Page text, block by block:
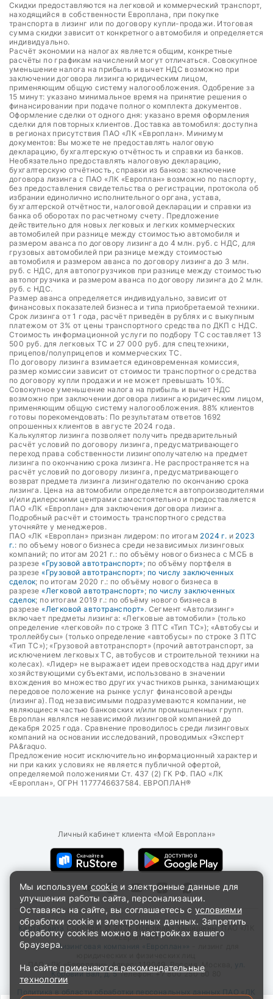
Скидки предоставляются на легковой и коммерческий транспорт,
находящийся в собственности Европлана, при покупке
транспорта в лизинг или по договору купли-продажи. Итоговая
сумма скидки зависит от конкретного автомобиля и определяется
индивидуально.
Расчёт экономии на налогах является общим, конкретные
расчёты по графикам начислений могут отличаться. Совокупное
уменьшение налога на прибыль и вычет НДС возможно при
заключении договора лизинга юридическим лицом,
применяющим общую систему налогообложения. Одобрение за
15 минут: указано минимальное время на принятие решения о
финансировании при подаче полного комплекта документов.
Оформление сделки от одного дня: указано время оформления
сделки для повторных клиентов. Доставка автомобиля: доступна
в регионах присутствия ПАО «ЛК «Европлан». Минимум
документов: Вы можете не предоставлять налоговую
декларацию, бухгалтерскую отчётность и справки из банков.
Необязательно предоставлять налоговую декларацию,
бухгалтерскую отчётность, справки из банков: заключение
договора лизинга с ПАО «ЛК «Европлан» возможно по паспорту,
без предоставления свидетельства о регистрации, протокола об
избрании единолично исполнительного органа, устава,
бухгалтерской отчётности, налоговой декларации и справки из
банка об оборотах по расчетному счету. Предложение
действительно для новых легковых и легких коммерческих
автомобилей при разнице между стоимостью автомобиля и
размером аванса по договору лизинга до 4 млн. руб. с НДС, для
грузовых автомобилей при разнице между стоимостью
автомобиля и размером аванса по договору лизинга до 3 млн.
руб. с НДС, для автопогрузчиков при разнице между стоимостью
автопогрузчика и размером аванса по договору лизинга до 2 млн.
руб. с НДС.
Размер аванса определяется индивидуально, зависит от
финансовых показателей бизнеса и типа приобретаемой техники.
Срок лизинга от 1 года, расчёт приведён в рублях и с выкупным
платежом от 3% от цены транспортного средства по ДКП с НДС.
Стоимость информационной услуги по подбору ТС составляет 13
500 руб. для легковых ТС и 27 000 руб. для спецтехники,
прицепов/полуприцепов и коммерческих ТС.
По договору лизинга взимается единовременная комиссия,
размер комиссии зависит от стоимости транспортного средства
по договору купли продажи и не может превышать 10%.
Совокупное уменьшение налога на прибыль и вычет НДС
возможно при заключении договора лизинга юридическим лицом,
применяющим общую систему налогообложения. 88% клиентов
готовы порекомендовать: По результатам ответов 1692
опрошенных клиентов в августе 2024 года.
Калькулятор лизинга позволяет получить предварительный
расчёт условий по договору лизинга, предусматривающего
переход права собственности лизингополучателю на предмет
лизинга по окончанию срока лизинга. Не распространяется на
расчёт условий по договору лизинга, предусматривающего
возврат предмета лизинга лизингодателю по окончанию срока
лизинга. Цена на автомобили определяется автопроизводителями
и/или дилерскими центрами самостоятельно и предоставляется
ПАО «ЛК «Европлан» для заключения договора лизинга.
Подробный расчёт и стоимость транспортного средства
уточняйте у менеджеров.
ПАО «ЛК «Европлан» признан лидером: по итогам 2024 г. и 2023
г.: по объему нового бизнеса среди независимых лизинговых
компаний; по итогам 2021 г.: по объёму нового бизнеса с МСБ в
разрезе «Грузовой автотранспорт»; по объёму портфеля в
разрезе «Грузовой автотранспорт»; по числу заключенных
сделок; по итогам 2020 г.: по объёму нового бизнеса в
разрезе «Легковой автотранспорт»; по числу заключенных
сделок; по итогам 2019 г.: по объёму нового бизнеса в
разрезе «Легковой автотранспорт». Сегмент «Автолизинг»
включает предметы лизинга: «Легковые автомобили» (только
определение «легковой» по строке 3 ПТС «Тип ТС»); «Автобусы и
троллейбусы» (только определение «автобусы» по строке 3 ПТС
«Тип ТС»); «Грузовой автотранспорт» (прочий автотранспорт, за
исключением легковых ТС, автобусов и строительной техники на
колесах). «Лидер» не выражает идеи превосходства над другими
хозяйствующими субъектами, использовано в значении
вхождения во множество других участников рынка, занимающих
передовое положение на рынке услуг финансовой аренды
(лизинга). Под независимыми подразумеваются компании, не
являющиеся частью банковских и/или промышленных групп.
Европлан являлся независимой лизинговой компанией до
декабря 2025 года. Сравнение проводилось среди лизинговых
компаний на основании исследований, проводимых «Эксперт
РА&raquo.
Предложение носит исключительно информационный характер и
ни при каких условиях не является публичной офертой,
определяемой положениями Ст. 437 (2) ГК РФ. ПАО «ЛК
«Европлан», ОГРН 1177746637584. ЕВРОПЛАН®
Мы используем cookie и электронные данные для
улучшения работы сайта, персонализации.
Оставаясь на сайте, вы соглашаетесь с условиями
обработки cookie и электронных данных. Запретить
обработку cookies можно в настройках вашего
браузера.
На сайте применяются рекомендательные
технологии
Карта сайта
Copyright © 2026. Все права защищены. ПАО «ЛК
«Европлан»
ПАО «Лизинговая компания «Европлан»»
ПАО «ЛК «Европлан», Адрес:119049,Россия ,Москва
ул.
Коровий Вал, д. 5 Телефон:+7 800 250 80 80
Политика в области обработки персональных данных ПАО «ЛК
Личный кабинет клиента «Мой Европлан»